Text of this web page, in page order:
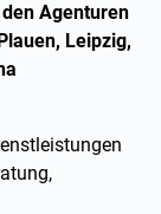
Agenturen
Leipzig,